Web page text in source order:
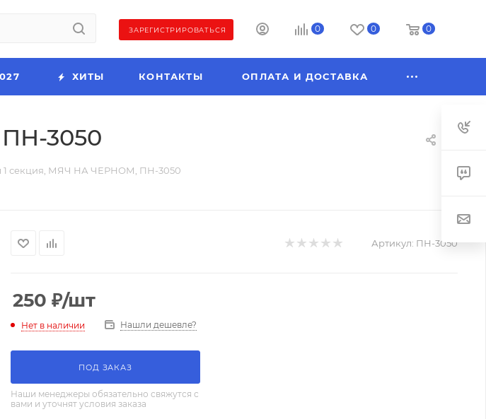
ЗАРЕГИСТРИРОВАТЬСЯ 0 0 0
ХИТЫ КОНТАКТЫ ОПЛАТА И ДОСТАВКА
3050
1 секция, МЯЧ НА ЧЕРНОМ, ПН-3050
Артикул: ПН-3050
250 ₽/шт
Нет в наличии Нашли дешевле?
ПОД ЗАКАЗ
Наши менеджеры обязательно свяжутся с
вами и уточнят условия заказа